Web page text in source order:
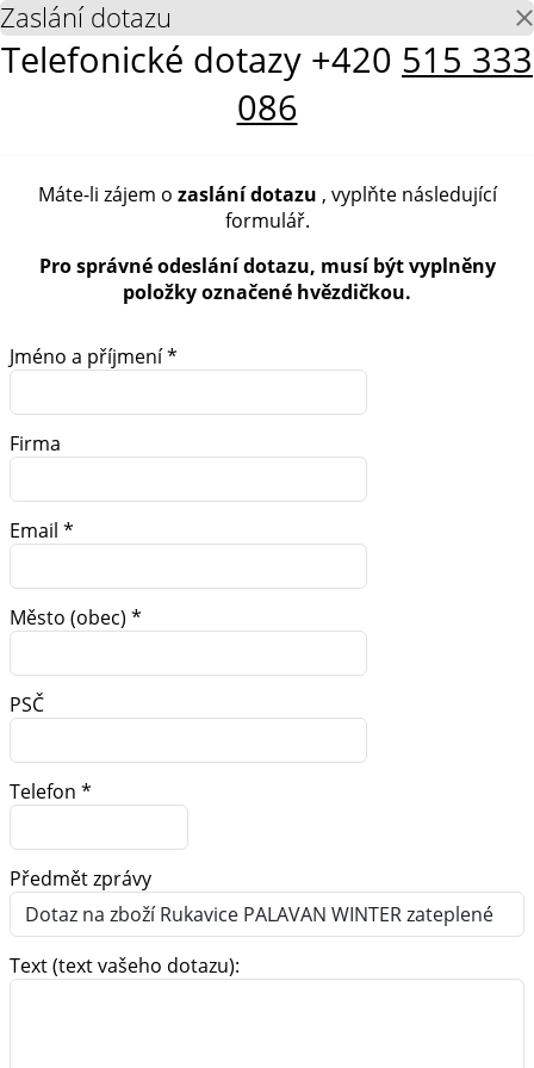
Zaslání dotazu
Telefonické dotazy +420 515 333
086
Máte-li zájem o zaslání dotazu , vyplňte následující
formulář.
Pro správné odeslání dotazu, musí být vyplněny
položky označené hvězdičkou.
Jméno a příjmení *
Firma
Email *
Město (obec) *
PSČ
Telefon *
Předmět zprávy
Text (text vašeho dotazu):